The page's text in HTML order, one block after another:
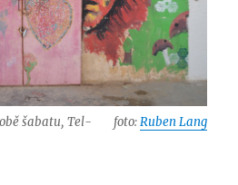
šabatu, Tel-
foto:Ruben Lang